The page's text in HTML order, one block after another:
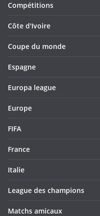
Compétitions
Côte d'Ivoire
Coupe du monde
Espagne
Europa league
Europe
FIFA
France
Italie
League des champions
Matchs amicaux